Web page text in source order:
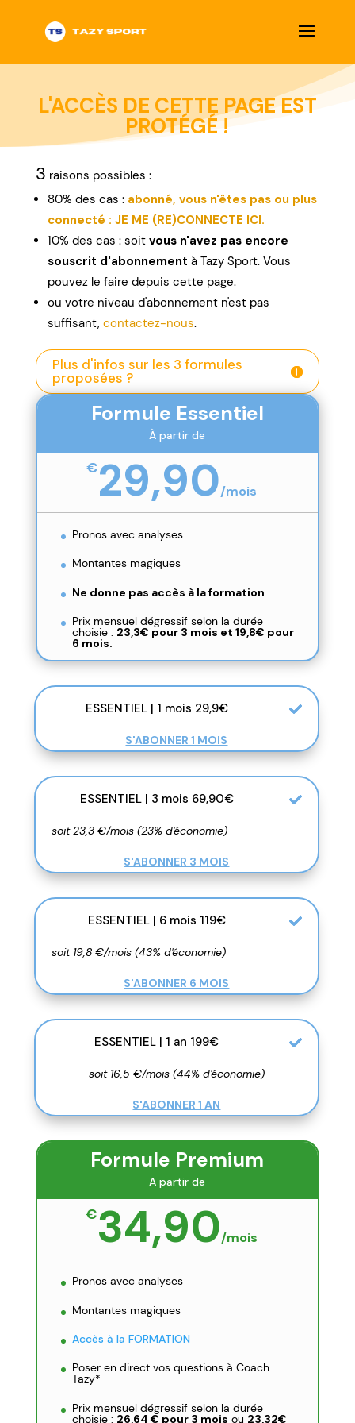
L'ACCÈS DE CETTE PAGE EST
PROTÉGÉ !
3 raisons possibles :
80% des cas : abonné, vous n'êtes pas ou plus
connecté : JE ME (RE)CONNECTE ICI.
10% des cas : soitvous n'avez pas encore
souscrit d'abonnement à Tazy Sport. Vous
pouvez le faire depuis cette page.
ou votre niveau d'abonnement n'est pas
suffisant, contactez-nous.
Plus d'infos sur les 3 formules
proposées ?
Formule Essentiel
À partir de
€29,90/mois
Pronos avec analyses
Montantes magiques
Ne donne pas accès à la formation
Prix mensuel dégressif selon la durée
choisie : 23,3€ pour 3 mois et 19,8€ pour
6 mois.
ESSENTIEL | 1 mois 29,9€
S'ABONNER 1 MOIS
ESSENTIEL | 3 mois 69,90€
soit 23,3 €/mois (23% d'économie)
S'ABONNER 3 MOIS
ESSENTIEL | 6 mois 119€
soit 19,8 €/mois (43% d'économie)
S'ABONNER 6 MOIS
ESSENTIEL | 1 an 199€
soit 16,5 €/mois (44% d'économie)
S'ABONNER 1 AN
Formule Premium
A partir de
€34,90/mois
Pronos avec analyses
Montantes magiques
Accès à la FORMATION
Poser en direct vos questions à Coach
Tazy*
Prix mensuel dégressif selon la durée
choisie : 26,64 € pour 3 mois ou 23,32€